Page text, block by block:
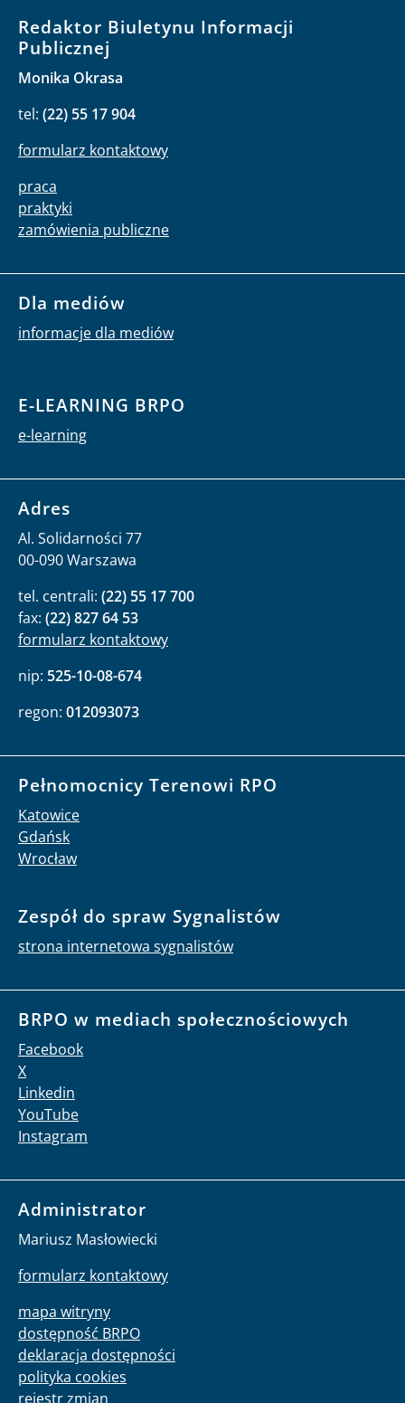
Redaktor Biuletynu Informacji
Publicznej
Monika Okrasa
tel: (22) 55 17 904
formularz kontaktowy
praca
praktyki
zamówienia publiczne
Dla mediów
informacje dla mediów
E-LEARNING BRPO
e-learning
Adres
Al. Solidarności 77
00-090 Warszawa
tel. centrali: (22) 55 17 700
fax: (22) 827 64 53
formularz kontaktowy
nip: 525-10-08-674
regon: 012093073
Pełnomocnicy Terenowi RPO
Katowice
Gdańsk
Wrocław
Zespół do spraw Sygnalistów
strona internetowa sygnalistów
BRPO w mediach społecznościowych
Facebook
X
Linkedin
YouTube
Instagram
Administrator
Mariusz Masłowiecki
formularz kontaktowy
mapa witryny
dostępność BRPO
deklaracja dostępności
polityka cookies
rejestr zmian